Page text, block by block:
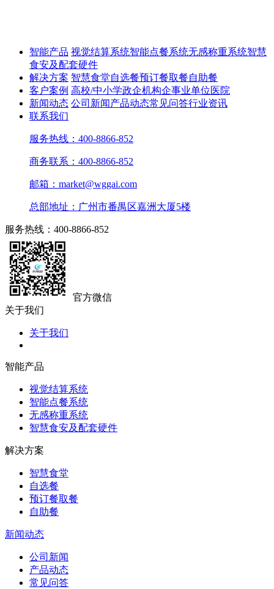
智能产品 视觉结算系统智能点餐系统无感称重系统智慧
食安及配套硬件
解决方案 智慧食堂自选餐预订餐取餐自助餐
客户案例 高校/中小学政企机构企事业单位医院
新闻动态 公司新闻产品动态常见问答行业资讯
联系我们
服务热线：400-8866-852
商务联系：400-8866-852
邮箱：market@wggai.com
总部地址：广州市番禺区嘉洲大厦5楼
服务热线：400-8866-852
官方微信
关于我们
关于我们
智能产品
视觉结算系统
智能点餐系统
无感称重系统
智慧食安及配套硬件
解决方案
智慧食堂
自选餐
预订餐取餐
自助餐
新闻动态
公司新闻
产品动态
常见问答